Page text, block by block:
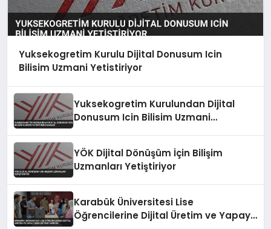
Yuksekogretim Kurulu Dijital Donusum Icin
Bilisim Uzmani Yetistiriyor
Yuksekogretim Kurulundan Dijital
Donusum Icin Bilisim Uzmani
YÖK Dijital Dönüşüm İçin Bilişim
Uzmanları Yetiştiriyor
Karabük Üniversitesi Lise
Öğrencilerine Dijital Üretim ve Yapay